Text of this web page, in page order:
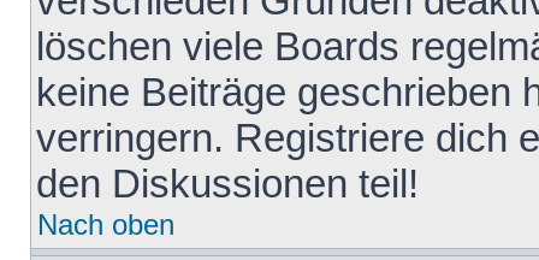
löschen viele Boards
keine Beiträge geschrieben
verringern. Registriere dich
den Diskussionen teil!
Nach oben